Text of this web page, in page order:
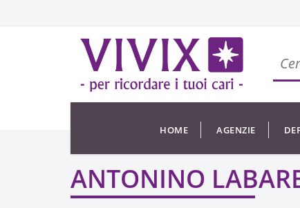
HOME AGENZIE
ANTONINO